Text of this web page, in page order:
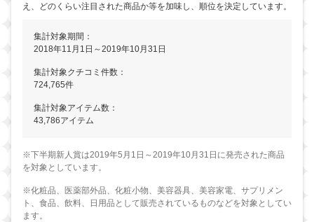
え、どのくらい注目された商品か等を加味し、順位を決定しています。
集計対象期間：
2018年11月1日～2019年10月31日
集計対象クチコミ件数：
724,765件
集計対象アイテム数：
43,786アイテム
※下半期新人賞は2019年5月1日～2019年10月31日に発売された商品
を対象としています。
※化粧品、医薬部外品、化粧小物、美容器具、美容家電、サプリメン
ト、食品、飲料、日用品として販売されているものなどを対象としてい
ます。